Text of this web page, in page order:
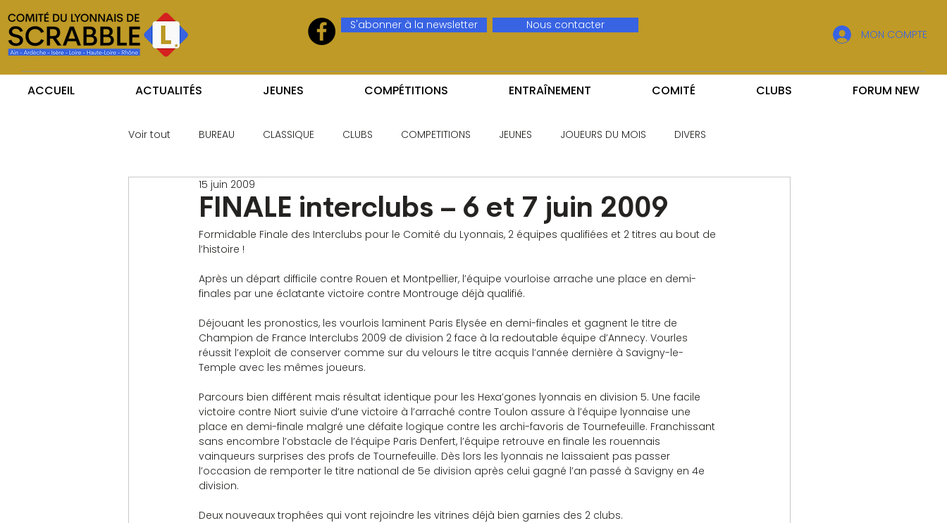
S'abonner à la newsletter Nous contacter
MON COMPTE
ACCUEIL ACTUALITÉS JEUNES COMPÉTITIONS ENTRAÎNEMENT COMITÉ CLUBS FORUM NEW
Voir tout BUREAU CLASSIQUE CLUBS COMPETITIONS JEUNES JOUEURS DU MOIS DIVERS
FINALE interclubs – 6 et 7 juin 2009
15 juin 2009
Formidable Finale des Interclubs pour le Comité du Lyonnais, 2 équipes qualifiées et 2 titres au bout de
l’histoire !
Après un départ difficile contre Rouen et Montpellier, l’équipe vourloise arrache une place en demi-
finales par une éclatante victoire contre Montrouge déjà qualifié.
Déjouant les pronostics, les vourlois laminent Paris Elysée en demi-finales et gagnent le titre de
Champion de France Interclubs 2009 de division 2 face à la redoutable équipe d’Annecy. Vourles
réussit l’exploit de conserver comme sur du velours le titre acquis l’année dernière à Savigny-le-
Temple avec les mêmes joueurs.
Parcours bien différent mais résultat identique pour les Hexa’gones lyonnais en division 5. Une facile
victoire contre Niort suivie d’une victoire à l’arraché contre Toulon assure à l’équipe lyonnaise une
place en demi-finale malgré une défaite logique contre les archi-favoris de Tournefeuille. Franchissant
sans encombre l’obstacle de l’équipe Paris Denfert, l’équipe retrouve en finale les rouennais
vainqueurs surprises des profs de Tournefeuille. Dès lors les lyonnais ne laissaient pas passer
l’occasion de remporter le titre national de 5e division après celui gagné l’an passé à Savigny en 4e
division.
Deux nouveaux trophées qui vont rejoindre les vitrines déjà bien garnies des 2 clubs.